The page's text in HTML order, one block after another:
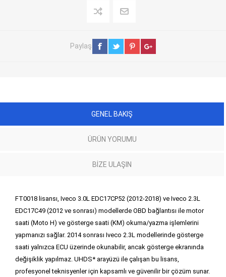
Paylaş
GENEL BAKIŞ
ÜRÜN YORUMU
BIZE ULAŞIN
FT0018 lisansı, Iveco 3.0L EDC17CP52 (2012-2018) ve Iveco 2.3L
EDC17C49 (2012 ve sonrası) modellerde OBD bağlantısı ile motor
saati (Moto H) ve gösterge saati (KM) okuma/yazma işlemlerini
yapmanızı sağlar. 2014 sonrası Iveco 2.3L modellerinde gösterge
saati yalnızca ECU üzerinde okunabilir, ancak gösterge ekranında
değişiklik yapılmaz. UHDS* arayüzü ile çalışan bu lisans,
profesyonel teknisyenler için kapsamlı ve güvenilir bir çözüm sunar.